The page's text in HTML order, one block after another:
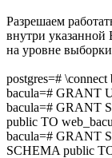
Разрешаем
внутри указанной
на уровне
postgres=# \connect
bacula=# GRANT
bacula=# GRANT
public TO
bacula=# GRANT
SCHEMA public